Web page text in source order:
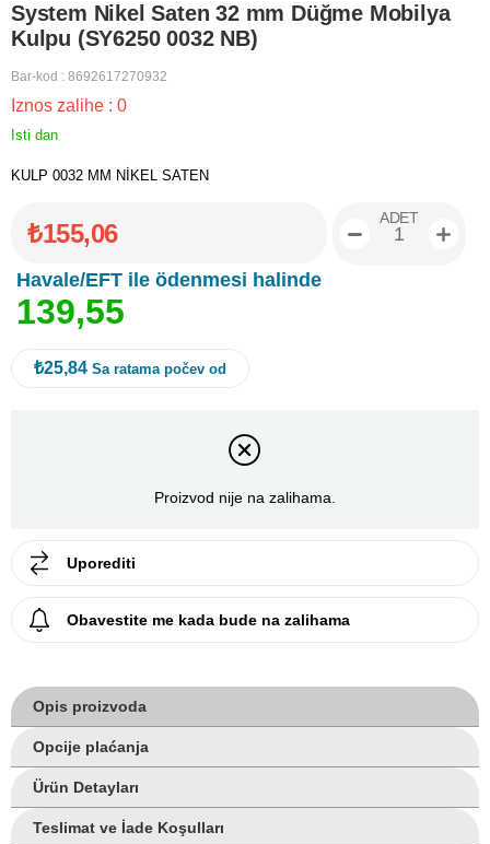
System Nikel Saten 32 mm Düğme Mobilya
Kulpu (SY6250 0032 NB)
Bar-kod : 8692617270932
Iznos zalihe : 0
Isti dan
KULP 0032 MM NİKEL SATEN
₺155,06
Havale/EFT ile ödenmesi halinde
139,55
ADET
₺25,84 Sa ratama počev od
Proizvod nije na zalihama.
Uporediti
Obavestite me kada bude na zalihama
Opis proizvoda
Opcije plaćanja
Ürün Detayları
Teslimat ve İade Koşulları